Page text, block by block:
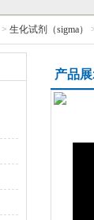
> 生化试剂（sigma）
产品